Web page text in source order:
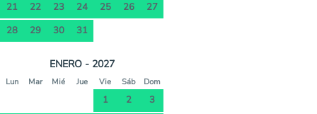
21
22 23 24 25 26
27
28
29 30 31
ENERO - 2027
Lun Mar Mié Jue Vie Sáb Dom
1 2
3